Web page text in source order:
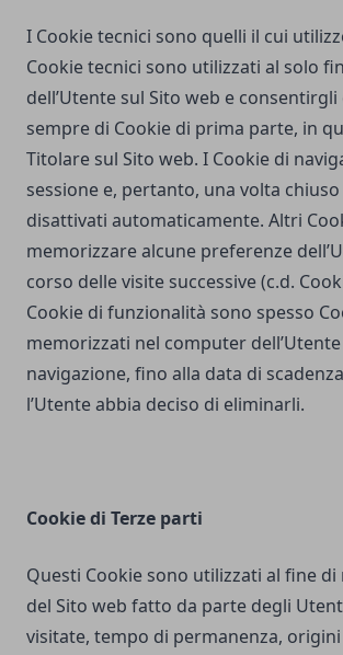
I Cookie tecnici sono quelli il cui
Cookie tecnici sono utilizzati al solo
dell’Utente sul Sito web e
sempre di Cookie di prima parte, in
Titolare sul Sito web. I Cookie di
sessione e, pertanto, una volta
disattivati automaticamente. Altri
memorizzare alcune preferenze
corso delle visite successive (c.d.
Cookie di funzionalità sono spesso
memorizzati nel computer
navigazione, fino alla data di
l’Utente abbia deciso di eliminarli.
Cookie di Terze parti
Questi Cookie sono utilizzati al fine
del Sito web fatto da parte degli
visitate, tempo di permanenza,